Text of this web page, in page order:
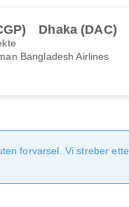
Dhaka (DAC)
Bangladesh Airlines
forvarsel. Vi streber